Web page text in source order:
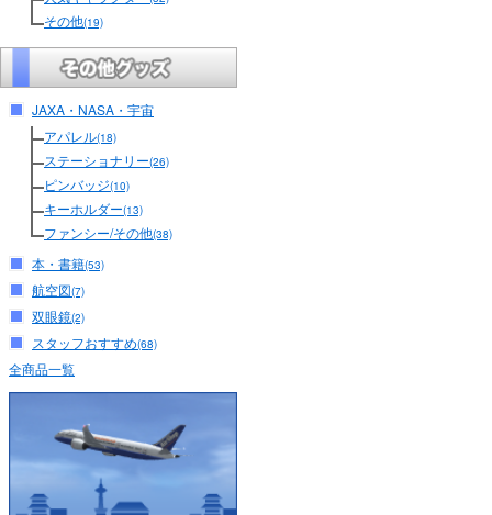
その他(19)
JAXA・NASA・宇宙
アパレル(18)
ステーショナリー(26)
ピンバッジ(10)
キーホルダー(13)
ファンシー/その他(38)
本・書籍(53)
航空図(7)
双眼鏡(2)
スタッフおすすめ(68)
全商品一覧